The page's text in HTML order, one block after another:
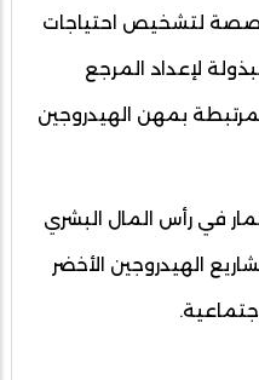
لتشخيص احتياجات
لإعداد المرجع
بمهن الهيدروجين
في رأس المال البشري
الهيدروجين الأخضر